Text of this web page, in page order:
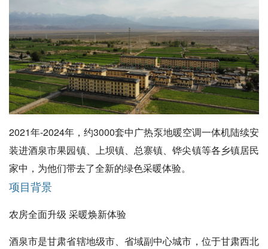
2021年-2024年，约3000套中广热泵地暖空调一体机陆续安
装进酒泉市果园镇、上坝镇、总寨镇、铧尖镇等各乡镇居民
家中，为他们带去了全新的绿色采暖体验。
项目背景
农房全面升级 采暖焕新体验
酒泉市是甘肃省辖地级市、省域副中心城市，位于甘肃西北